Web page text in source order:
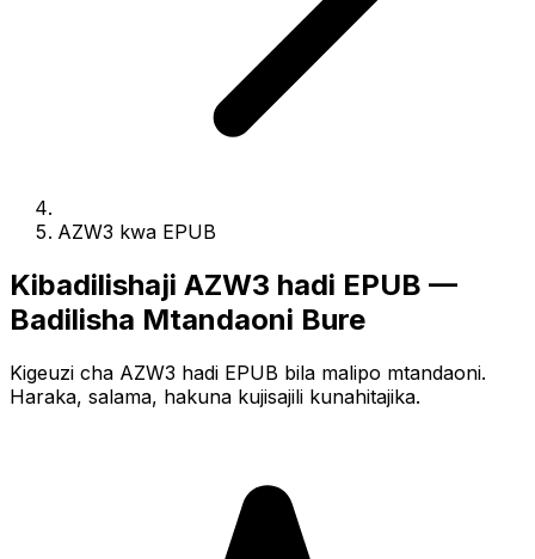
AZW3 kwa EPUB
Kibadilishaji AZW3 hadi EPUB —
Badilisha Mtandaoni Bure
Kigeuzi cha AZW3 hadi EPUB bila malipo mtandaoni.
Haraka, salama, hakuna kujisajili kunahitajika.